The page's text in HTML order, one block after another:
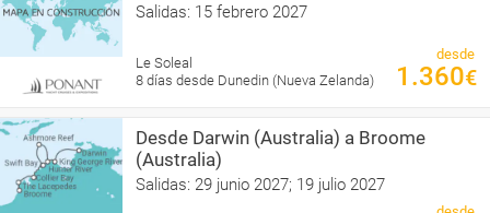
Salidas: 15 febrero 2027
Le Soleal
8 días desde Dunedin (Nueva Zelanda)
desde
1.360€
Desde Darwin (Australia) a Broome
(Australia)
Salidas: 29 junio 2027; 19 julio 2027